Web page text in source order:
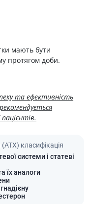
мають бути
протягом доби.
та ефективність
класифікація
системи і статеві
їх аналоги